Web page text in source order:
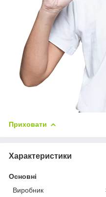
Приховати
Характеристики
Основні
Виробник